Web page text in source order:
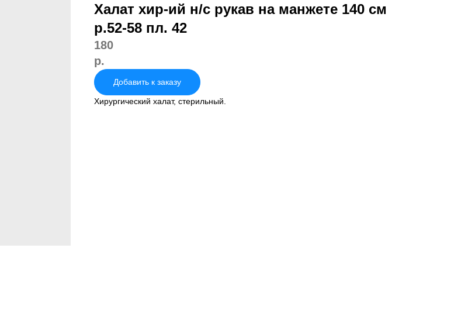
Халат хир-ий н/с рукав на манжете 140 см
р.52-58 пл. 42
180
р.
Добавить к заказу
Хирургический халат, стерильный.